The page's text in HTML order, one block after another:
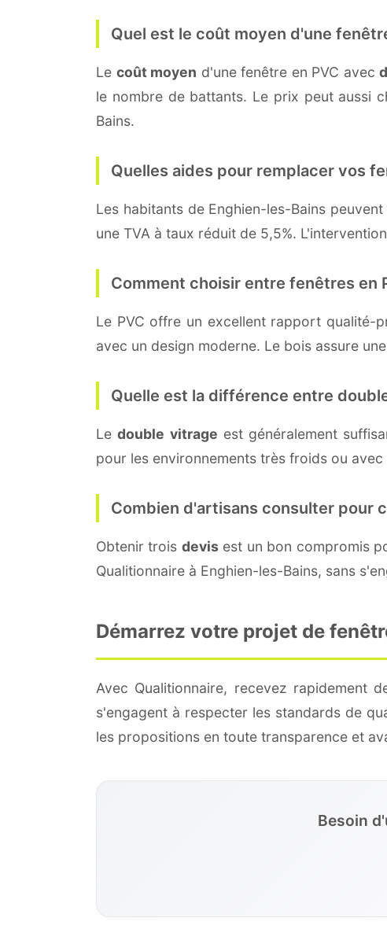
Quel est le coût moyen d'une
Le coût moyen d'une fenêtre en PVC avec
le nombre de battants. Le prix peut aussi
Bains.
Quelles aides pour remplacer vos
Les habitants de Enghien-les-Bains
une TVA à taux réduit de 5,5%.
Comment choisir entre fenêtres en
Le PVC offre un excellent rapport qualité-
avec un design moderne. Le bois assure
Quelle est la différence entre
Ledouble vitrage est généralement
pour les environnements très froids ou
Combien d'artisans consulter pour
Obtenir trois devisest un bon compromis
Qualitionnaire à Enghien-les-Bains, sans
Démarrez votre projet de
Avec Qualitionnaire, recevez rapidement
s'engagent à respecter les standards de
les propositions en toute transparence et
Besoin